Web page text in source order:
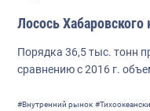
Лосось
Порядка 36,5 тыс. тонн
сравнению с 2016 г.
#Внутренний рынок